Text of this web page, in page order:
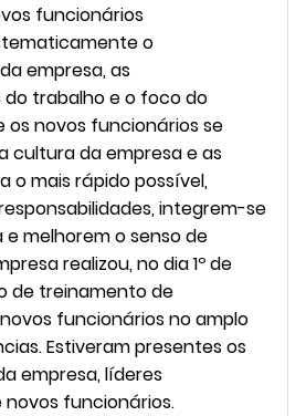
funcionários
o
empresa, as
do trabalho e o foco do
os novos funcionários se
cultura da empresa e as
o mais rápido possível,
integrem-se
melhorem o senso de
realizou, no dia 1º de
de treinamento de
funcionários no amplo
Estiveram presentes os
empresa, líderes
funcionários.